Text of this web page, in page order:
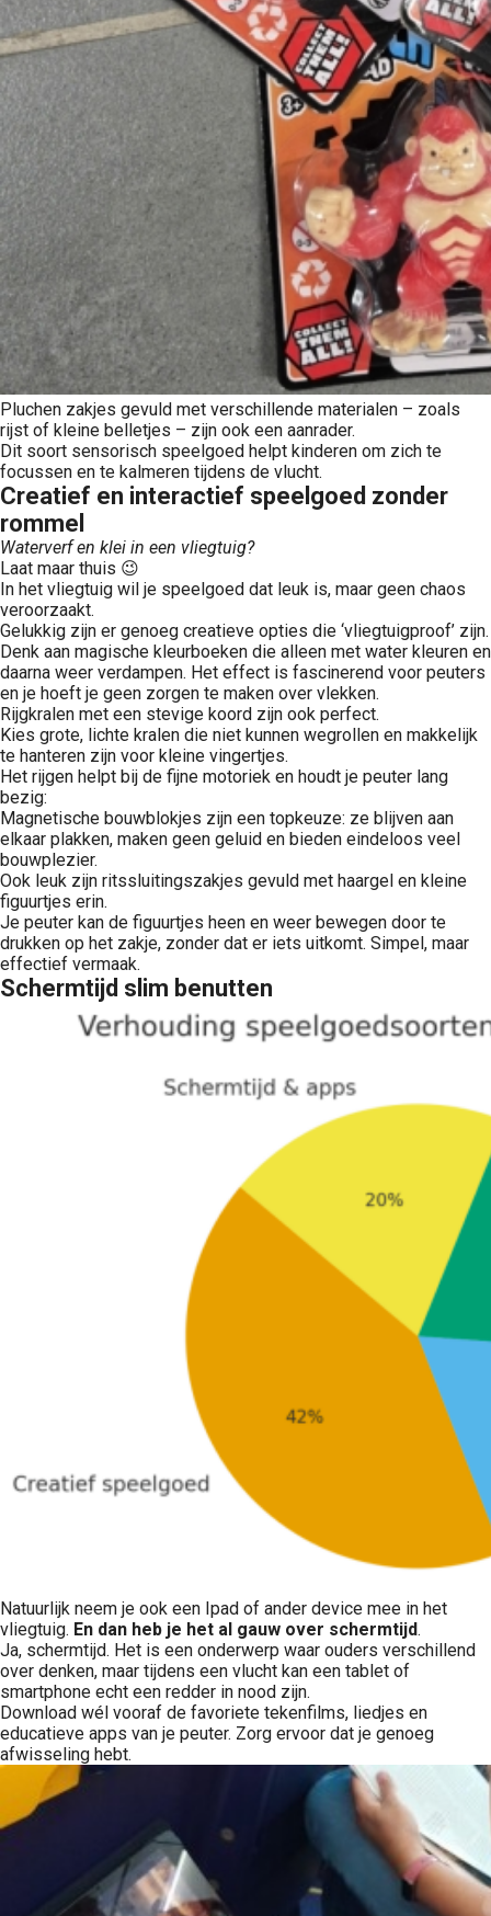
Pluchen zakjes gevuld met verschillende materialen – zoals
rijst of kleine belletjes – zijn ook een aanrader.
Dit soort sensorisch speelgoed helpt kinderen om zich te
focussen en te kalmeren tijdens de vlucht.
Creatief en interactief speelgoed zonder
rommel
Waterverf en klei in een vliegtuig?
Laat maar thuis 😉
In het vliegtuig wil je speelgoed dat leuk is, maar geen chaos
veroorzaakt.
Gelukkig zijn er genoeg creatieve opties die ‘vliegtuigproof’ zijn.
Denk aan magische kleurboeken die alleen met water kleuren en
daarna weer verdampen. Het effect is fascinerend voor peuters
en je hoeft je geen zorgen te maken over vlekken.
Rijgkralen met een stevige koord zijn ook perfect.
Kies grote, lichte kralen die niet kunnen wegrollen en makkelijk
te hanteren zijn voor kleine vingertjes.
Het rijgen helpt bij de fijne motoriek en houdt je peuter lang
bezig:
Magnetische bouwblokjes zijn een topkeuze: ze blijven aan
elkaar plakken, maken geen geluid en bieden eindeloos veel
bouwplezier.
Ook leuk zijn ritssluitingszakjes gevuld met haargel en kleine
figuurtjes erin.
Je peuter kan de figuurtjes heen en weer bewegen door te
drukken op het zakje, zonder dat er iets uitkomt. Simpel, maar
effectief vermaak.
Schermtijd slim benutten
Natuurlijk neem je ook een Ipad of ander device mee in het
vliegtuig. En dan heb je het al gauw over schermtijd.
Ja, schermtijd. Het is een onderwerp waar ouders verschillend
over denken, maar tijdens een vlucht kan een tablet of
smartphone echt een redder in nood zijn.
Download wél vooraf de favoriete tekenfilms, liedjes en
educatieve apps van je peuter. Zorg ervoor dat je genoeg
afwisseling hebt.